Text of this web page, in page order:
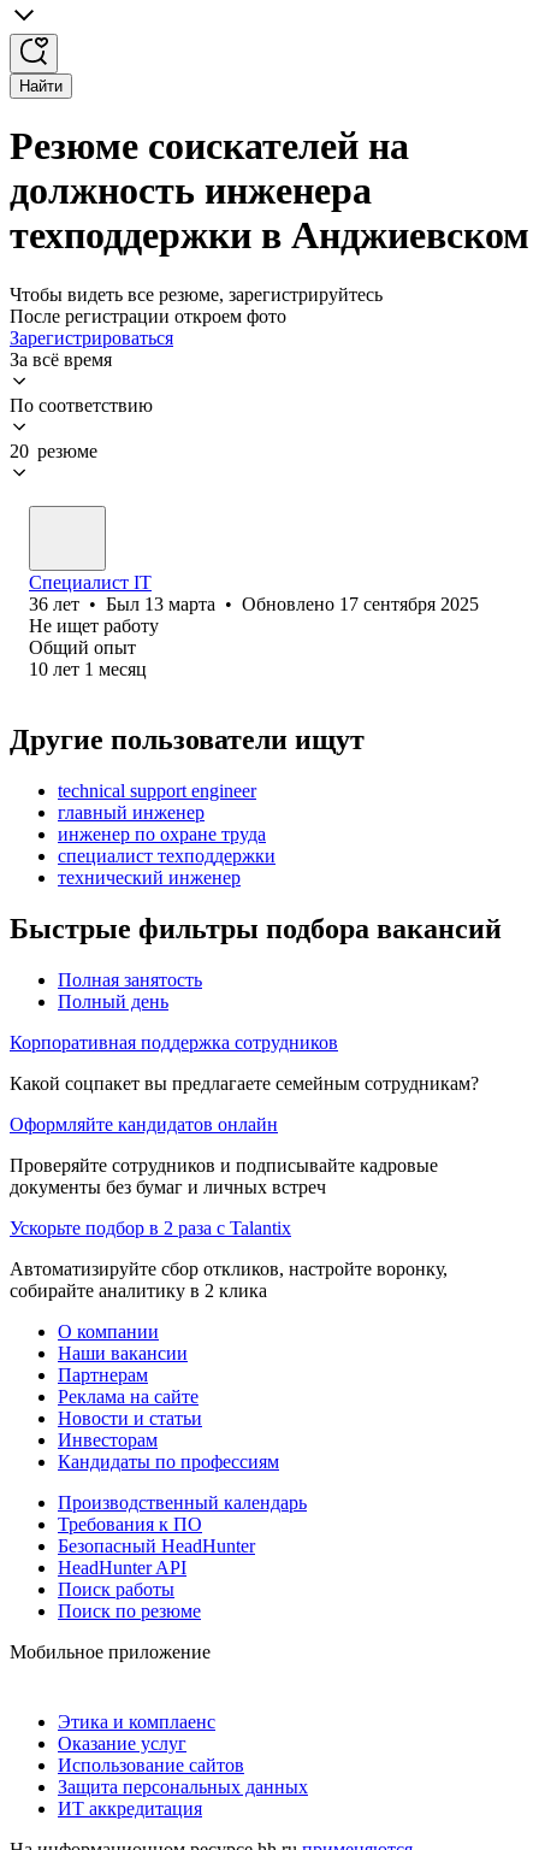
Найти
Резюме соискателей на
должность инженера
техподдержки в Анджиевском
Чтобы видеть все резюме, зарегистрируйтесь
После регистрации откроем фото
Зарегистрироваться
За всё время
По соответствию
20 резюме
Специалист IT
36 лет • Был 13 марта • Обновлено 17 сентября 2025
Не ищет работу
Общий опыт
10 лет 1 месяц
Другие пользователи ищут
technical support engineer
главный инженер
инженер по охране труда
специалист техподдержки
технический инженер
Быстрые фильтры подбора вакансий
Полная занятость
Полный день
Корпоративная поддержка сотрудников
Какой соцпакет вы предлагаете семейным сотрудникам?
Оформляйте кандидатов онлайн
Проверяйте сотрудников и подписывайте кадровые
документы без бумаг и личных встреч
Ускорьте подбор в 2 раза с Talantix
Автоматизируйте сбор откликов, настройте воронку,
собирайте аналитику в 2 клика
О компании
Наши вакансии
Партнерам
Реклама на сайте
Новости и статьи
Инвесторам
Кандидаты по профессиям
Производственный календарь
Требования к ПО
Безопасный HeadHunter
HeadHunter API
Поиск работы
Поиск по резюме
Мобильное приложение
Этика и комплаенс
Оказание услуг
Использование сайтов
Защита персональных данных
ИТ аккредитация